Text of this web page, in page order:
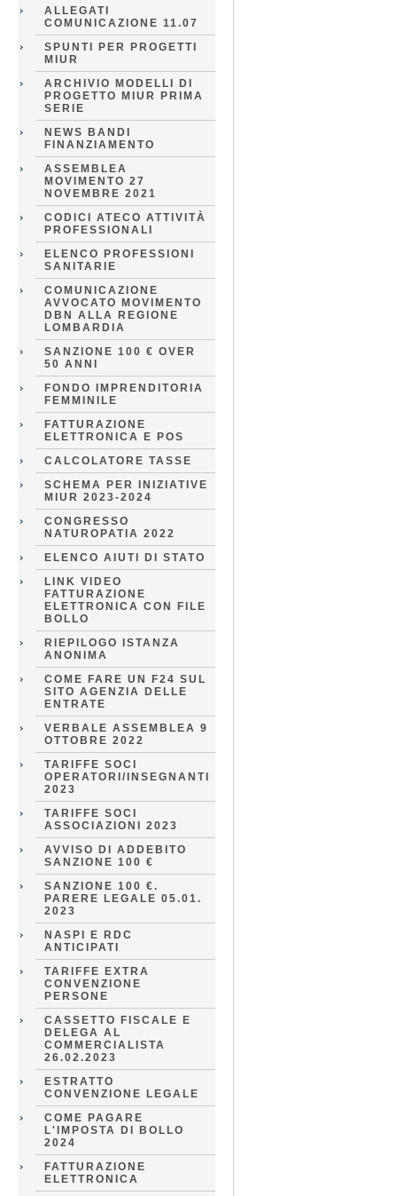
ALLEGATI
COMUNICAZIONE 11.07
SPUNTI PER PROGETTI
MIUR
ARCHIVIO MODELLI DI
PROGETTO MIUR PRIMA
SERIE
NEWS BANDI
FINANZIAMENTO
ASSEMBLEA
MOVIMENTO 27
NOVEMBRE 2021
CODICI ATECO ATTIVITÀ
PROFESSIONALI
ELENCO PROFESSIONI
SANITARIE
COMUNICAZIONE
AVVOCATO MOVIMENTO
DBN ALLA REGIONE
LOMBARDIA
SANZIONE 100 € OVER
50 ANNI
FONDO IMPRENDITORIA
FEMMINILE
FATTURAZIONE
ELETTRONICA E POS
CALCOLATORE TASSE
SCHEMA PER INIZIATIVE
MIUR 2023-2024
CONGRESSO
NATUROPATIA 2022
ELENCO AIUTI DI STATO
LINK VIDEO
FATTURAZIONE
ELETTRONICA CON FILE
BOLLO
RIEPILOGO ISTANZA
ANONIMA
COME FARE UN F24 SUL
SITO AGENZIA DELLE
ENTRATE
VERBALE ASSEMBLEA 9
OTTOBRE 2022
TARIFFE SOCI
OPERATORI/INSEGNANTI
2023
TARIFFE SOCI
ASSOCIAZIONI 2023
AVVISO DI ADDEBITO
SANZIONE 100 €
SANZIONE 100 €.
PARERE LEGALE 05.01.
2023
NASPI E RDC
ANTICIPATI
TARIFFE EXTRA
CONVENZIONE
PERSONE
CASSETTO FISCALE E
DELEGA AL
COMMERCIALISTA
26.02.2023
ESTRATTO
CONVENZIONE LEGALE
COME PAGARE
L'IMPOSTA DI BOLLO
2024
FATTURAZIONE
ELETTRONICA